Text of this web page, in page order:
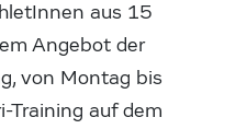
aus 15
Angebot der
von Montag bis
Training auf dem